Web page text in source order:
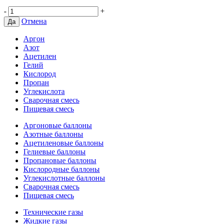
- +
Да Отмена
Аргон
Азот
Ацетилен
Гелий
Кислород
Пропан
Углекислота
Сварочная смесь
Пищевая смесь
Аргоновые баллоны
Азотные баллоны
Ацетиленовые баллоны
Гелиевые баллоны
Пропановые баллоны
Кислородные баллоны
Углекислотные баллоны
Сварочная смесь
Пищевая смесь
Технические газы
Жидкие газы